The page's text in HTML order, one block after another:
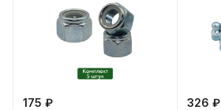
175 ₽
326 ₽